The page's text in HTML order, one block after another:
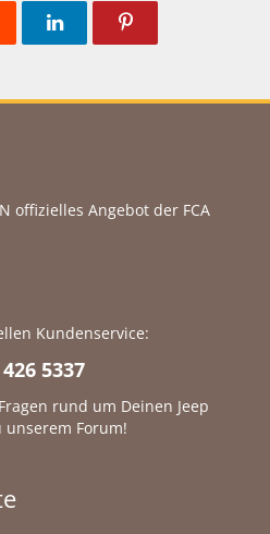
offizielles Angebot der FCA
Kundenservice:
5337
rund um Deinen Jeep
unserem Forum!